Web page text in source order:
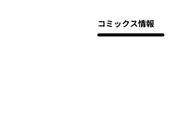
コミックス情報